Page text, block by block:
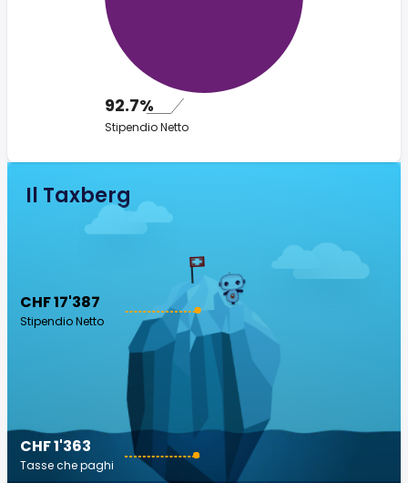
92.7%
Stipendio Netto
Il Taxberg
CHF 17'387
Stipendio Netto
CHF 1'363
Tasse che paghi